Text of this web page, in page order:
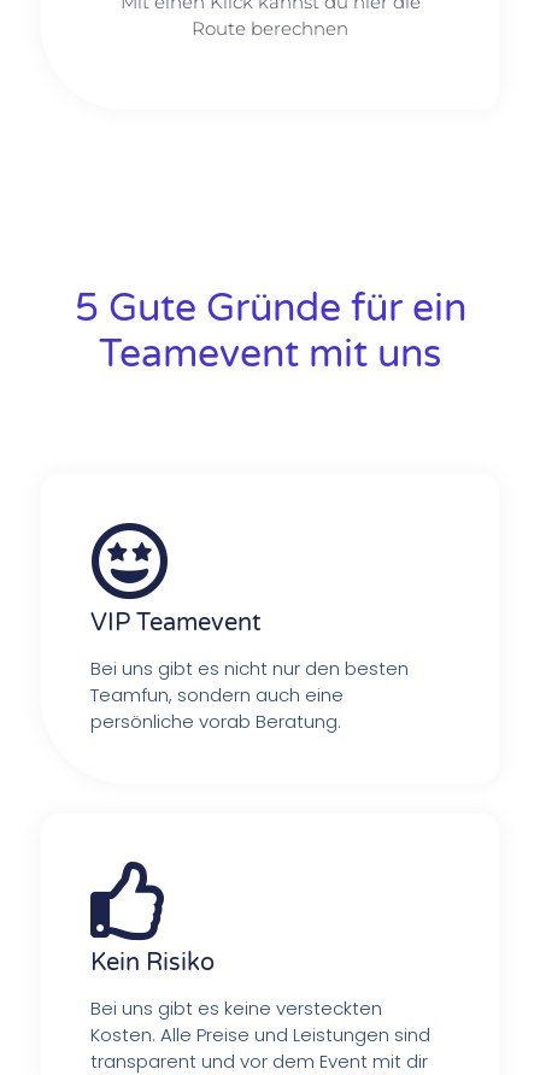
Route berechnen
5 Gute Gründe für ein
Teamevent mit uns
VIP Teamevent
Bei uns gibt es nicht nur den besten
Teamfun, sondern auch eine
persönliche vorab Beratung.
Kein Risiko
Bei uns gibt es keine versteckten
Kosten. Alle Preise und Leistungen sind
transparent und vor dem Event mit dir